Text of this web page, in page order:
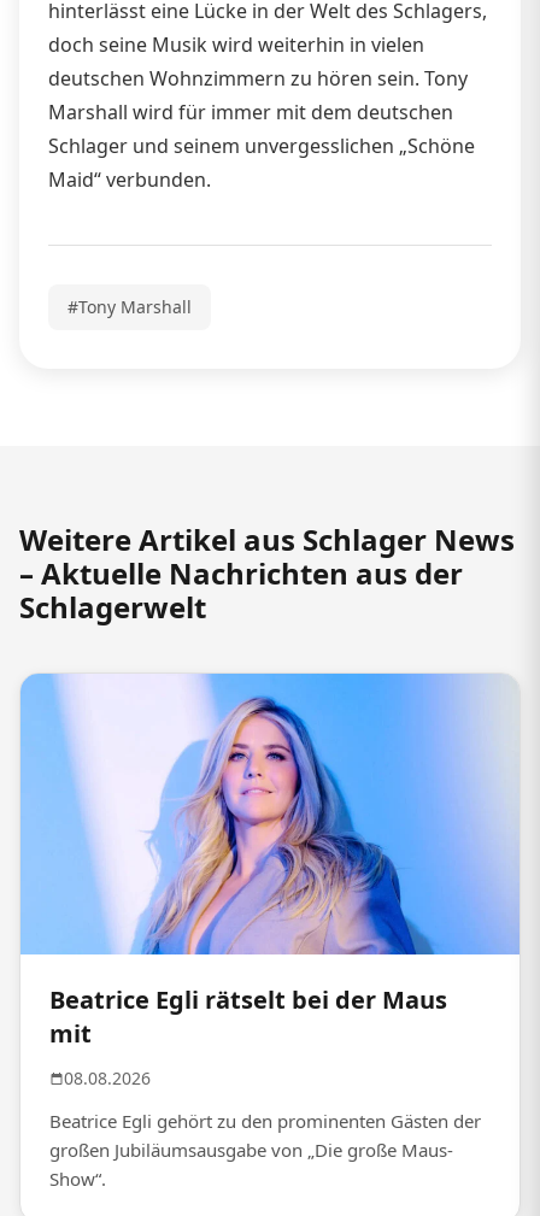
hinterlässt eine Lücke in der Welt des Schlagers,
doch seine Musik wird weiterhin in vielen
deutschen Wohnzimmern zu hören sein. Tony
Marshall wird für immer mit dem deutschen
Schlager und seinem unvergesslichen „Schöne
Maid“ verbunden.
#Tony Marshall
Weitere Artikel aus Schlager News
– Aktuelle Nachrichten aus der
Schlagerwelt
Beatrice Egli rätselt bei der Maus
mit
08.08.2026
Beatrice Egli gehört zu den prominenten Gästen der
großen Jubiläumsausgabe von „Die große Maus-
Show“.